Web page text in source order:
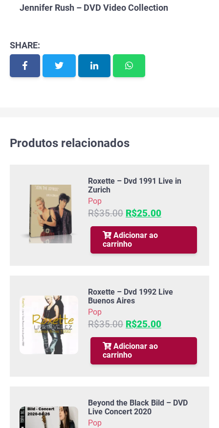
Jennifer Rush – DVD Video Collection
SHARE:
Produtos relacionados
Roxette – Dvd 1991 Live in
Zurich
Pop
R$35.00 O
preço
original
era:
R$35.00.
R$25.00O
preço
R$25.00.
Adicionar ao
carrinho
Roxette – Dvd 1992 Live
Buenos Aires
Pop
R$35.00 O
preço
original
era:
R$35.00.
R$25.00O
preço
R$25.00.
Adicionar ao
carrinho
Beyond the Black Bild – DVD
Live Concert 2020
Pop